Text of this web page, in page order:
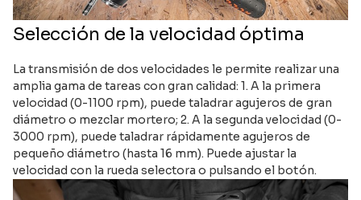
Selección de la velocidad óptima
La transmisión de dos velocidades le permite realizar una
amplia gama de tareas con gran calidad: 1. A la primera
velocidad (0-1100 rpm), puede taladrar agujeros de gran
diámetro o mezclar mortero; 2. A la segunda velocidad (0-
3000 rpm), puede taladrar rápidamente agujeros de
pequeño diámetro (hasta 16 mm). Puede ajustar la
velocidad con la rueda selectora o pulsando el botón.